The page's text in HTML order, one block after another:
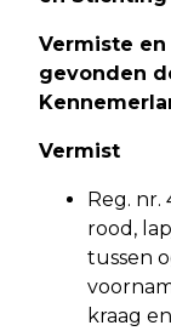
Vermiste
gevonden
Vermist
Reg. nr.
rood,
tussen
kraag